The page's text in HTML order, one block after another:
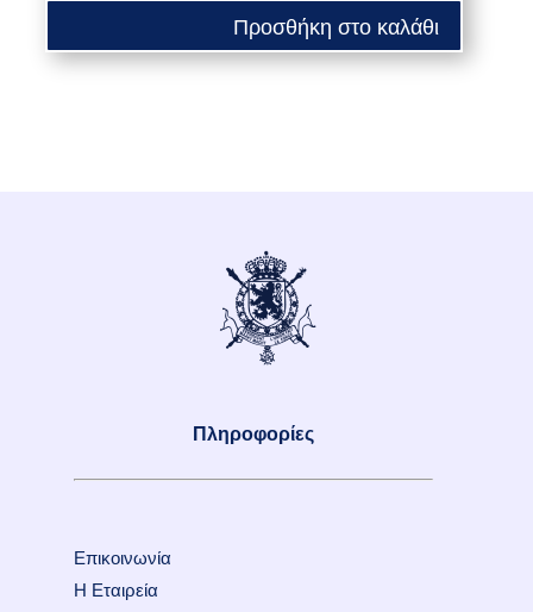
Προσθήκη στο καλάθι
Πληροφορίες
Επικοινωνία
Η Εταιρεία